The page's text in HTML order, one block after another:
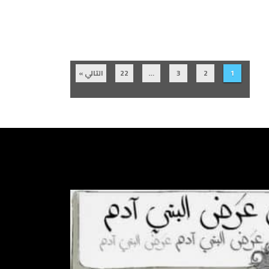
1
2
3
…
22 التالي »